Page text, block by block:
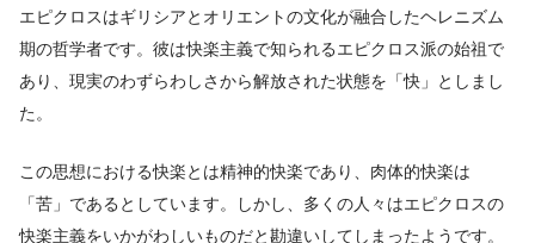
エピクロスはギリシアとオリエントの文化が融合したヘレニズム
期の哲学者です。彼は快楽主義で知られるエピクロス派の始祖で
あり、現実のわずらわしさから解放された状態を「快」としまし
た。
この思想における快楽とは精神的快楽であり、肉体的快楽は
「苦」であるとしています。しかし、多くの人々はエピクロスの
快楽主義をいかがわしいものだと勘違いしてしまったようです。